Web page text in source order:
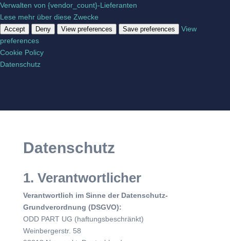
Verwalten von {vendor_count}-Lieferanten
Lese mehr über diese Zwecke
Accept Deny View preferences Save preferences
View
preferences
Cookie Policy
Datenschutz
Datenschutz
1. Verantwortlicher
Verantwortlich im Sinne der Datenschutz-
Grundverordnung (DSGVO):
ODD PART UG (haftungsbeschränkt)
Weinbergerstr. 58